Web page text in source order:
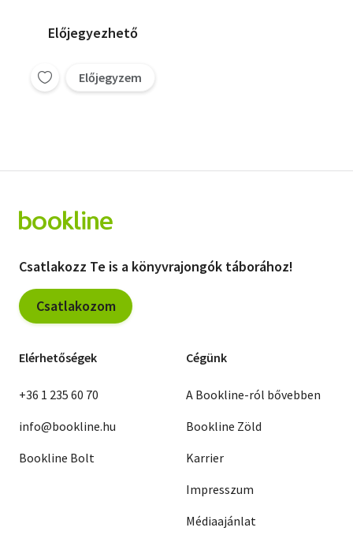
Előjegyezhető
Előjegyzem
Csatlakozz Te is a könyvrajongók táborához!
Csatlakozom
Elérhetőségek
+36 1 235 60 70
info@bookline.hu
Bookline Bolt
Cégünk
A Bookline-ról bővebben
Bookline Zöld
Karrier
Impresszum
Médiaajánlat